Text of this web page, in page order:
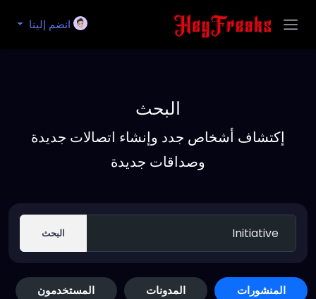
انضم إلينا
البحث
إكتشاف أشخاص جدد وإنشاء اتصالات جديدة
وصداقات جديدة
البحث
المنشورات المدونات المستخدمون